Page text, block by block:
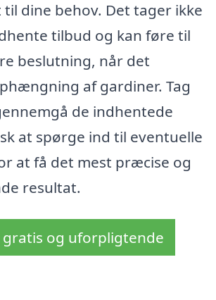
til dine behov. Det tager ikke
tilbud og kan føre til
beslutning, når det
af gardiner. Tag
de indhentede
at spørge ind til eventuelle
at få det mest præcise og
resultat.
gratis og uforpligtende